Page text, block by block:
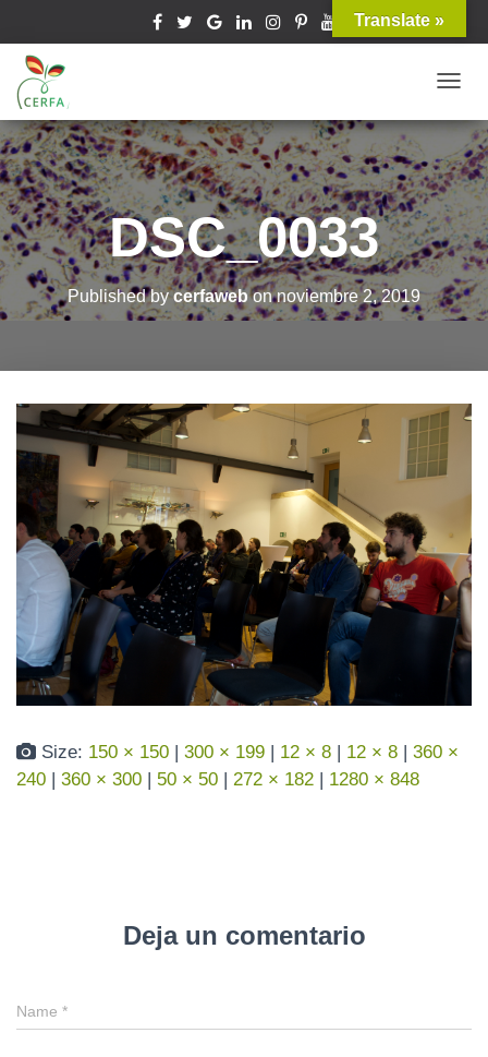
O
G
G
L
E
A
V
G
A
DSC_0033
Published bycerfawebonnoviembre 2, 2019
Size: 150 × 150 | 300 × 199 | 12 × 8 | 12 × 8 | 360 ×
240 | 360 × 300 | 50 × 50 | 272 × 182 | 1280 × 848
Deja un comentario
Name *
Translate »